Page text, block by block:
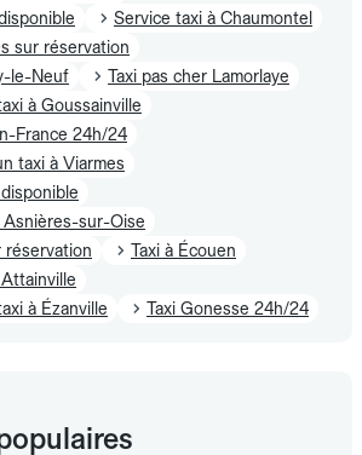
Service taxi à Chaumontel
sur réservation
le-Neuf
Taxi pas cher Lamorlaye
à Goussainville
France 24h/24
taxi à Viarmes
Asnières-sur-Oise
réservation
Taxi à Écouen
à Ézanville
Taxi Gonesse 24h/24